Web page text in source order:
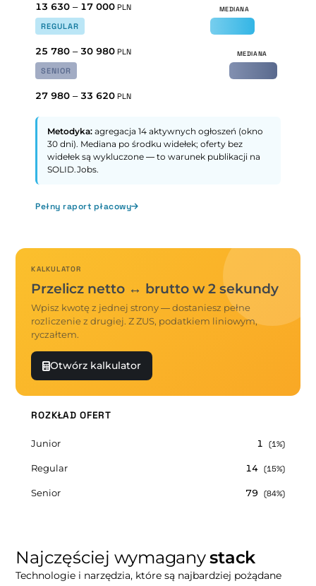
13 630 – 17 000 PLN
REGULAR
25 780 – 30 980 PLN
SENIOR
27 980 – 33 620 PLN
Metodyka: agregacja 14 aktywnych ogłoszeń (okno
30 dni). Mediana po środku widełek; oferty bez
widełek są wykluczone — to warunek publikacji na
SOLID.Jobs.
Pełny raport płacowy
KALKULATOR
Przelicz netto ↔ brutto w 2 sekundy
Wpisz kwotę z jednej strony — dostaniesz pełne
rozliczenie z drugiej. Z ZUS, podatkiem liniowym,
ryczałtem.
Otwórz kalkulator
ROZKŁAD OFERT
Junior 1 (1%)
Regular 14 (15%)
Senior 79 (84%)
Najczęściej wymaganystack
Technologie i narzędzia, które są najbardziej pożądane